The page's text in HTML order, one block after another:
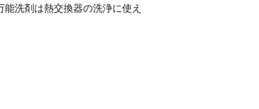
洗剤は熱交換器の洗浄に使え